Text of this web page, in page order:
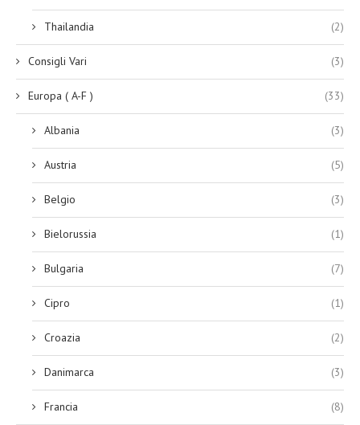
Thailandia (2)
Consigli Vari (3)
Europa ( A-F ) (33)
Albania (3)
Austria (5)
Belgio (3)
Bielorussia (1)
Bulgaria (7)
Cipro (1)
Croazia (2)
Danimarca (3)
Francia (8)